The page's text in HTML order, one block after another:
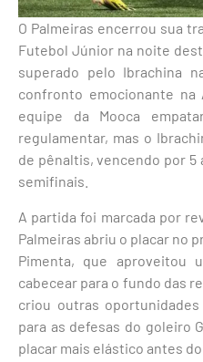
O Palmeiras encerrou sua
Futebol Júnior na noite
superado pelo Ibrachina
confronto emocionante na
equipe da Mooca
regulamentar, mas o
de pênaltis, vencendo por 5
semifinais.
A partida foi marcada por
Palmeiras abriu o placar no
Pimenta, que aproveitou
cabecear para o fundo das
criou outras
para as defesas do goleiro
placar mais elástico antes